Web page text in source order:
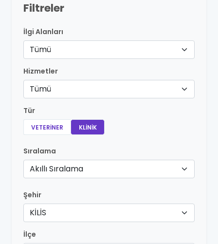
Filtreler
İlgi Alanları
Tümü
Hizmetler
Tümü
Tür
VETERINER KLINIK
Sıralama
Akıllı Sıralama
Şehir
KİLİS
İlçe